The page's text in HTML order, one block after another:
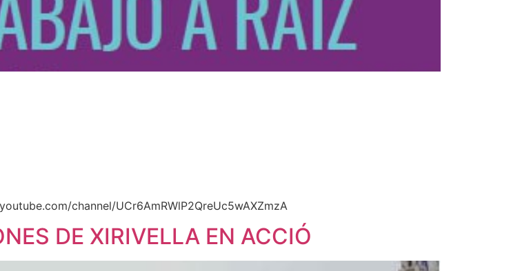
channel/UCr6AmRWlP2QreUc5wAXZmzA
DE XIRIVELLA EN ACCIÓ